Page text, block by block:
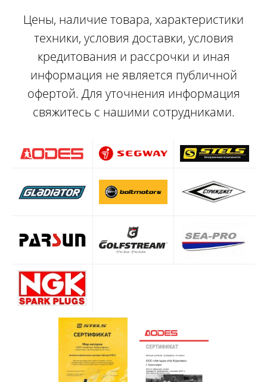
Цены, наличие товара, характеристики
техники, условия доставки, условия
кредитования и рассрочки и иная
информация не является публичной
офертой. Для уточнения информация
свяжитесь с нашими сотрудниками.